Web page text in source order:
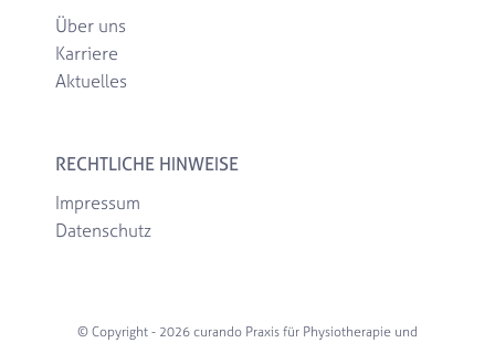
Über uns
Karriere
Aktuelles
RECHTLICHE HINWEISE
Impressum
Datenschutz
© Copyright - 2026 curando Praxis für Physiotherapie und